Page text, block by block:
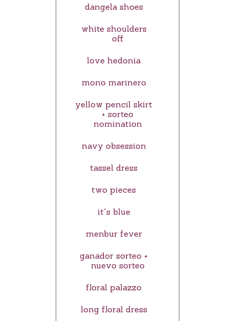
dangela shoes
white shoulders
off
love hedonia
mono marinero
yellow pencil skirt
+ sorteo
nomination
navy obsession
tassel dress
two pieces
it´s blue
menbur fever
ganador sorteo +
nuevo sorteo
floral palazzo
long floral dress